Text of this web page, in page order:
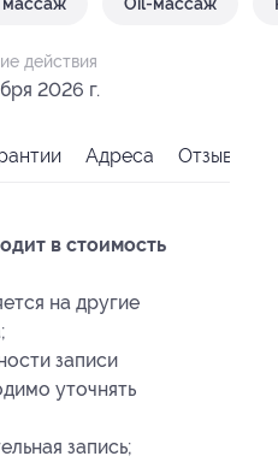
действия
2026 г.
Адреса Отзывы
в стоимость
на другие
записи
уточнять
запись;